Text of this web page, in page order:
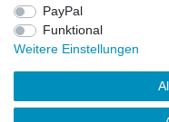
Alle Markennamen,
Produktbilder und
rechtmäßigen
Preise nur für
PayPal
Funktional
Weitere Einstellungen